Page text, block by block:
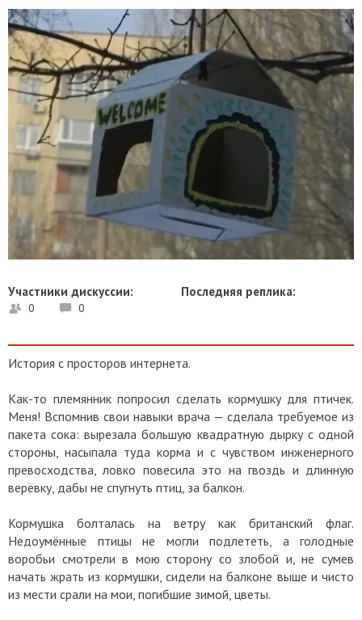
Участники дискуссии:
0 0
Последняя реплика:
История с просторов интернета.
Как-то племянник попросил сделать кормушку для птичек.
Меня! Вспомнив свои навыки врача — сделала требуемое из
пакета сока: вырезала большую квадратную дырку с одной
стороны, насыпала туда корма и с чувством инженерного
превосходства, ловко повесила это на гвоздь и длинную
верёвку, дабы не спугнуть птиц, за балкон.
Кормушка болталась на ветру как британский флаг.
Недоумённые птицы не могли подлететь, а голодные
воробьи смотрели в мою сторону со злобой и, не сумев
начать жрать из кормушки, сидели на балконе выше и чисто
из мести срали на мои, погибшие зимой, цветы.